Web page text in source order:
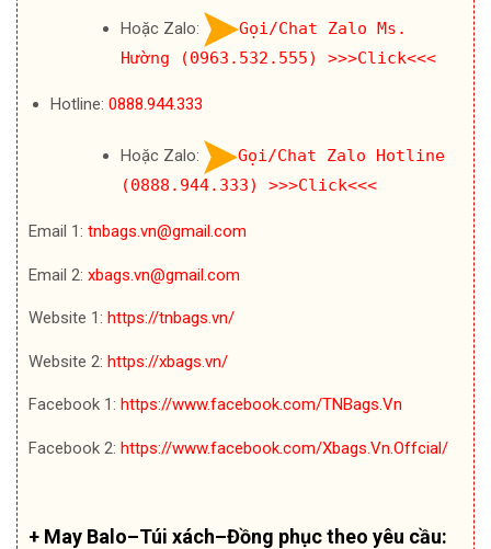
Hoặc Zalo:
Gọi/Chat Zalo Ms.
Hường (0963.532.555)
>>>Click<<<
Hotline: 0888.944.333
Hoặc Zalo:
Gọi/Chat Zalo Hotline
(0888.944.333)
>>>Click<<<
Email 1: tnbags.vn@gmail.com
Email 2: xbags.vn@gmail.com
Website 1: https://tnbags.vn/
Website 2: https://xbags.vn/
Facebook 1: https://www.facebook.com/TNBags.Vn
Facebook 2: https://www.facebook.com/Xbags.Vn.Offcial/
+ May Balo–Túi xách–Đồng phục theo yêu cầu: